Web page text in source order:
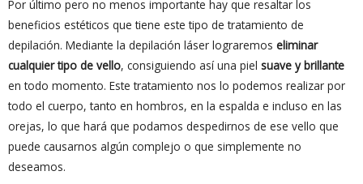
Por último pero no menos importante hay que resaltar los
beneficios estéticos que tiene este tipo de tratamiento de
depilación. Mediante la depilación láser lograremos eliminar
cualquier tipo de vello, consiguiendo así una piel suave y brillante
en todo momento. Este tratamiento nos lo podemos realizar por
todo el cuerpo, tanto en hombros, en la espalda e incluso en las
orejas, lo que hará que podamos despedirnos de ese vello que
puede causarnos algún complejo o que simplemente no
deseamos.